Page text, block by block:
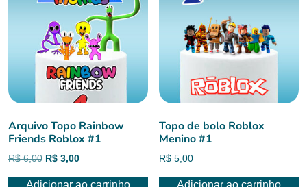
Arquivo Topo Rainbow
Friends Roblox #1
R$6,00 O
R$ 3,00O
Adicionar ao carrinho
Topo de bolo Roblox
Menino #1
R$ 5,00
Adicionar ao carrinho